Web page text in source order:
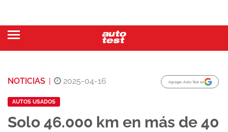
NOTICIAS | 2025-04-16 Agregar Auto Test en
AUTOS USADOS
Solo 46.000 km en más de 40